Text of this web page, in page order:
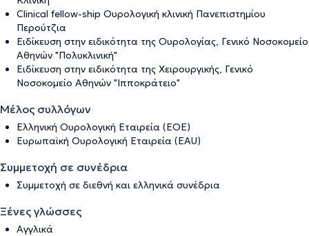
Clinical fellow-ship Ουρολογική κλινική Πανεπιστημίου
Περούτζια
Ειδίκευση στην ειδικότητα της Ουρολογίας, Γενικό Νοσοκομείο
Αθηνών "Πολυκλινική"
Ειδίκευση στην ειδικότητα της Χειρουργικής, Γενικό
Νοσοκομείο Αθηνών "Ιπποκράτειο"
Μέλος συλλόγων
Ελληνική Ουρολογική Εταιρεία (ΕΟΕ)
Ευρωπαϊκή Ουρολογική Εταιρεία (EAU)
Συμμετοχή σε συνέδρια
Συμμετοχή σε διεθνή και ελληνικά συνέδρια
Ξένες γλώσσες
Αγγλικά